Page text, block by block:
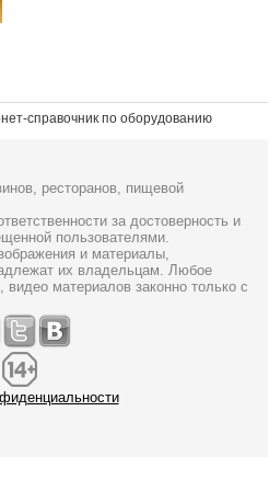
справочник по оборудованию
ресторанов, пищевой
за достоверность и
пользователями.
и материалы,
их владельцам. Любое
материалов законно только с